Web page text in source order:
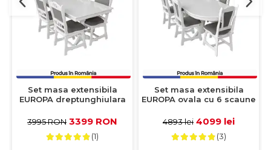
Set masa extensibila
EUROPA dreptunghiulara
stofa gri, lemn masiv, alb,
3995 RON 3399 RON
(1)
Set masa extensibila
EUROPA ovala cu 6 scaune
alb, 160/240x90x70 cm
4893 lei 4099 lei
(3)